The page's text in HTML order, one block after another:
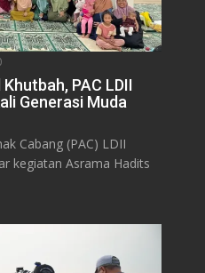
PAC LDII
Generasi Muda
Cabang (PAC) LDII
kegiatan Asrama Hadits